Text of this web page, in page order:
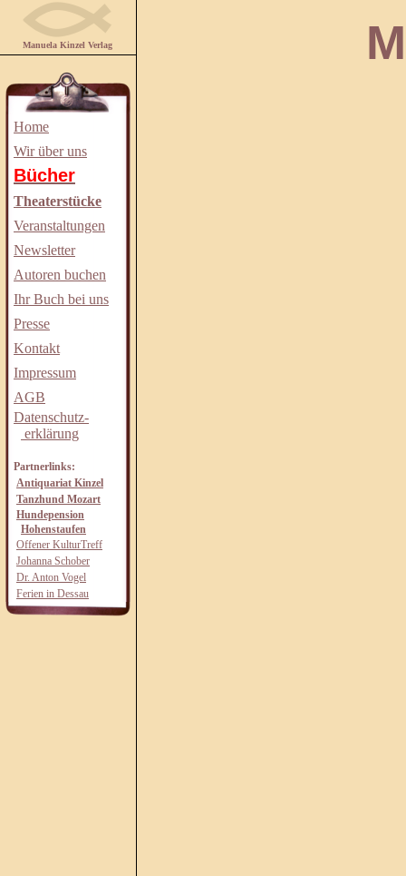
Manuela Kinzel Verlag
Home
Wir über uns
Bücher
Theaterstücke
Veranstaltungen
Newsletter
Autoren buchen
Ihr Buch bei uns
Presse
Kontakt
Impressum
AGB
Datenschutz-
erklärung
Partnerlinks:
Antiquariat Kinzel
Tanzhund Mozart
Hundepension
Hohenstaufen
Offener KulturTreff
Johanna Schober
Dr. Anton Vogel
Ferien in Dessau